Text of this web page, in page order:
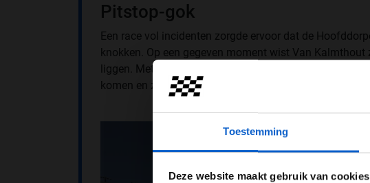
Toestemming
Deze website maakt gebruik van cookies
Pitstop-gok
Een race vol incidenten zorgde ervoor dat de
knokken. Op een gegeven moment wist Van
liggen. Met nog 20 ronden op de klok gokte Van
komen en zo het podium te mogen bestijgen, maar die